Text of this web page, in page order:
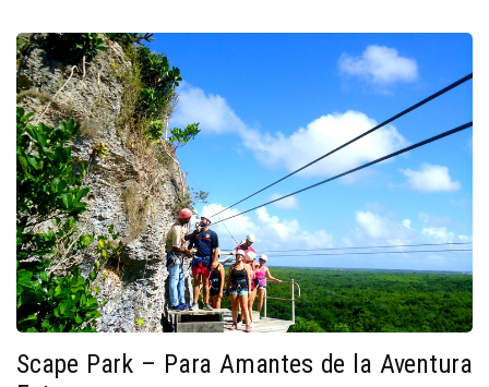
Scape Park – Para Amantes de la Aventura